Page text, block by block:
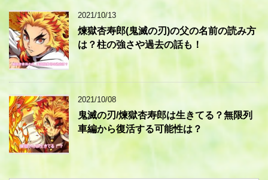
2021/10/13
煉獄杏寿郎(鬼滅の刃)の父の名前の読み方
は？柱の強さや過去の話も！
2021/10/08
鬼滅の刃/煉獄杏寿郎は生きてる？無限列
車編から復活する可能性は？